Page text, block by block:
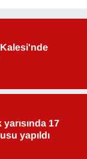
yarısında 17
yapıldı